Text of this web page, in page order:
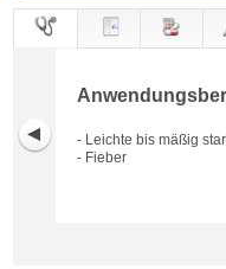
- Leichte bis mäßig
- Fieber